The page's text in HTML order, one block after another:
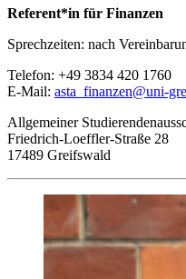
Referent*in für Finanzen
Sprechzeiten: nach
Telefon: +49 3834 420 1760
E-Mail: asta_finanzen@uni-
Allgemeiner
Friedrich-Loeffler-Straße 28
17489 Greifswald